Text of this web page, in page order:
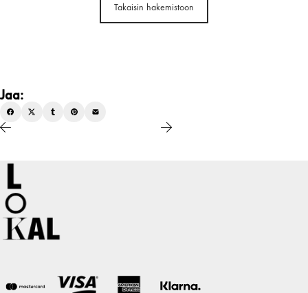
Takaisin hakemistoon
Jaa: